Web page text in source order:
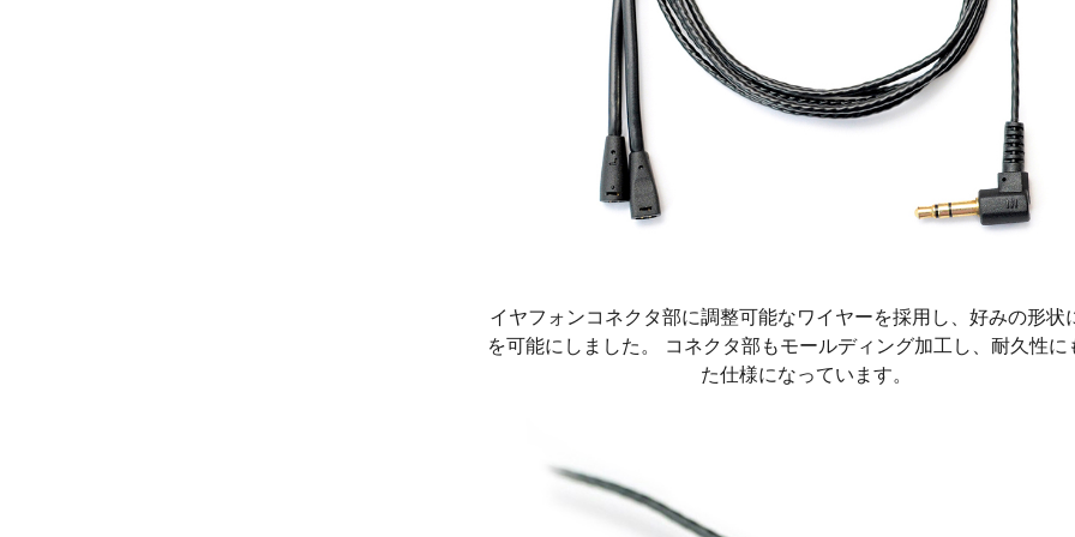
イヤフォンコネクタ部に調整可能なワイヤーを採用し、好みの形状
を可能にしました。 コネクタ部もモールディング加工し、耐久性に
た仕様になっています。